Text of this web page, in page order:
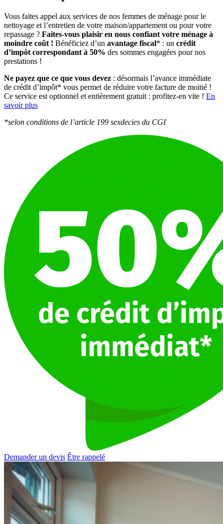
Vous faites appel aux services de nos femmes de ménage pour le
nettoyage et l’entretien de votre maison/appartement ou pour votre
repassage ? Faites-vous plaisir en nous confiant votre ménage à
moindre coût ! Bénéficiez d’un avantage fiscal* : un crédit
d’impôt correspondant à 50% des sommes engagées pour nos
prestations !
Ne payez que ce que vous devez : désormais l’avance immédiate
de crédit d’impôt* vous permet de réduire votre facture de moitié !
Ce service est optionnel et entièrement gratuit : profitez-en vite ! En
savoir plus
*selon conditions de l’article 199 sexdecies du CGI
Demander un devis Être rappelé